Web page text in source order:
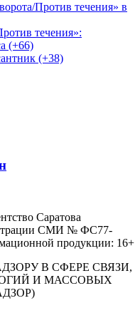
Против течения» в
течения»:
(+66)
(+38)
Саратова
СМИ № ФС77-
продукции: 16+
В СФЕРЕ СВЯЗИ,
И МАССОВЫХ